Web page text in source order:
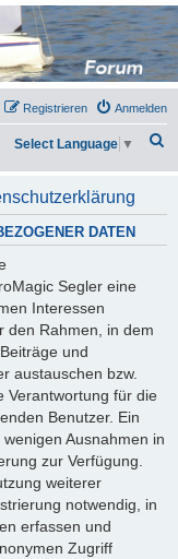
Anmelden
Registrieren
h
e
Select Language ▼
DATEN
Segler eine
Interessen
den Rahmen, in dem
und
austauschen bzw.
Verantwortung für die
Benutzer. Ein
Ausnahmen in
zur Verfügung.
weiterer
notwendig, in
erfassen und
Zugriff